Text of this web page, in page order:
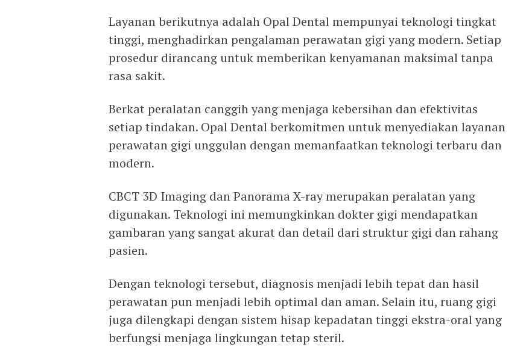
Layanan berikutnya adalah Opal Dental mempunyai teknologi tingkat
tinggi, menghadirkan pengalaman perawatan gigi yang modern. Setiap
prosedur dirancang untuk memberikan kenyamanan maksimal tanpa
rasa sakit.
Berkat peralatan canggih yang menjaga kebersihan dan efektivitas
setiap tindakan. Opal Dental berkomitmen untuk menyediakan layanan
perawatan gigi unggulan dengan memanfaatkan teknologi terbaru dan
modern.
CBCT 3D Imaging dan Panorama X-ray merupakan peralatan yang
digunakan. Teknologi ini memungkinkan dokter gigi mendapatkan
gambaran yang sangat akurat dan detail dari struktur gigi dan rahang
pasien.
Dengan teknologi tersebut, diagnosis menjadi lebih tepat dan hasil
perawatan pun menjadi lebih optimal dan aman. Selain itu, ruang gigi
juga dilengkapi dengan sistem hisap kepadatan tinggi ekstra-oral yang
berfungsi menjaga lingkungan tetap steril.